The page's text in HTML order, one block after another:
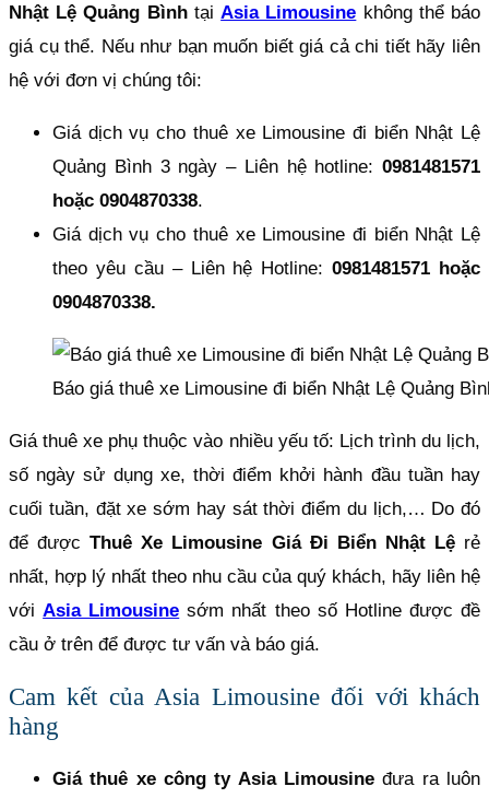
Nhật Lệ Quảng Bìnhtại Asia Limousine không thể báo
giá cụ thể. Nếu như bạn muốn biết giá cả chi tiết hãy liên
hệ với đơn vị chúng tôi:
Giá dịch vụ cho thuê xe Limousine đi biển Nhật Lệ
Quảng Bình 3 ngày – Liên hệ hotline: 0981481571
hoặc 0904870338.
Giá dịch vụ cho thuê xe Limousine đi biển Nhật Lệ
theo yêu cầu – Liên hệ Hotline:0981481571 hoặc
0904870338.
Báo giá thuê xe Limousine đi biển Nhật Lệ Quảng
Giá thuê xe phụ thuộc vào nhiều yếu tố: Lịch trình du lịch,
số ngày sử dụng xe, thời điểm khởi hành đầu tuần hay
cuối tuần, đặt xe sớm hay sát thời điểm du lịch,… Do đó
để đượcThuê Xe Limousine Giá Đi Biển Nhật Lệrẻ
nhất, hợp lý nhất theo nhu cầu của quý khách, hãy liên hệ
với Asia Limousine sớm nhất theo số Hotline được đề
cầu ở trên để được tư vấn và báo giá.
Cam kết của Asia Limousine đối với khách
hàng
Giá thuê xe công ty Asia Limousine đưa ra luôn